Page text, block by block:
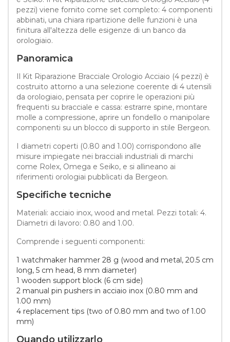
pezzi) viene fornito come set completo: 4 componenti
abbinati, una chiara ripartizione delle funzioni è una
finitura all'altezza delle esigenze di un banco da
orologiaio.
Panoramica
Il Kit Riparazione Bracciale Orologio Acciaio (4 pezzi) è
costruito attorno a una selezione coerente di 4 utensili
da orologiaio, pensata per coprire le operazioni più
frequenti su bracciale e cassa: estrarre spine, montare
molle a compressione, aprire un fondello o manipolare
componenti su un blocco di supporto in stile Bergeon.
I diametri coperti (0.80 and 1.00) corrispondono alle
misure impiegate nei bracciali industriali di marchi
come Rolex, Omega e Seiko, e si allineano ai
riferimenti orologiai pubblicati da Bergeon.
Specifiche tecniche
Materiali: acciaio inox, wood and metal. Pezzi totali: 4.
Diametri di lavoro: 0.80 and 1.00.
Comprende i seguenti componenti:
1 watchmaker hammer 28 g (wood and metal, 20.5 cm
long, 5 cm head, 8 mm diameter)
1 wooden support block (6 cm side)
2 manual pin pushers in acciaio inox (0.80 mm and
1.00 mm)
4 replacement tips (two of 0.80 mm and two of 1.00
mm)
Quando utilizzarlo